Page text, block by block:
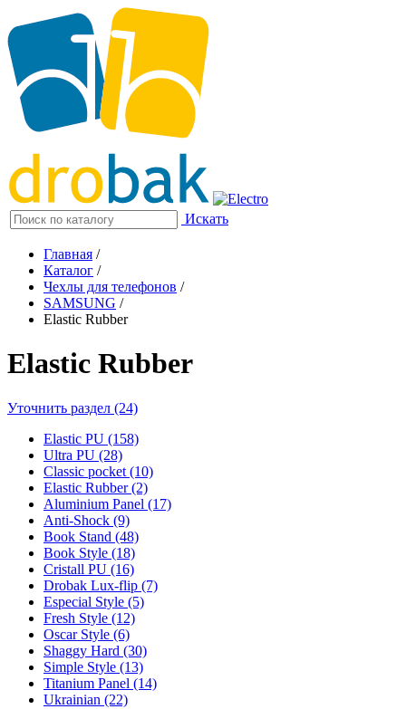
Искать
Главная /
Каталог /
Чехлы для телефонов /
SAMSUNG /
Elastic Rubber
Elastic Rubber
Уточнить раздел (24)
Elastic PU (158)
Ultra PU (28)
Classic pocket (10)
Elastic Rubber (2)
Aluminium Panel (17)
Anti-Shock (9)
Book Stand (48)
Book Style (18)
Cristall PU (16)
Drobak Lux-flip (7)
Especial Style (5)
Fresh Style (12)
Oscar Style (6)
Shaggy Hard (30)
Simple Style (13)
Titanium Panel (14)
Ukrainian (22)